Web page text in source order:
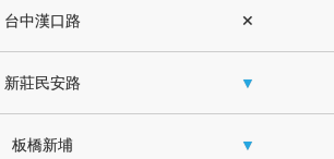
台中漢口路 ✕
新莊民安路 ▼
板橋新埔 ▼